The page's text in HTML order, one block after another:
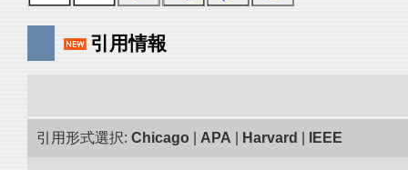
引用情報
引用形式選択: Chicago APA Harvard IEEE